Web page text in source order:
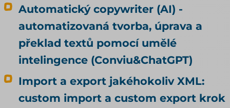
Automatický copywriter (AI) -
automatizovaná tvorba, úprava a
překlad textů pomocí umělé
intelingence (Conviu&ChatGPT)
Import a export jakéhokoliv XML:
custom import a custom export krok